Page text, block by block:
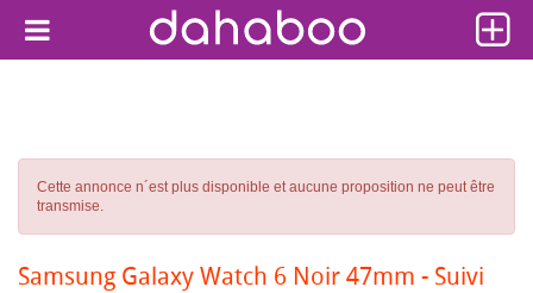
Cette annonce n´est plus disponible et aucune proposition ne peut être
transmise.
Samsung Galaxy Watch 6 Noir 47mm - Suivi